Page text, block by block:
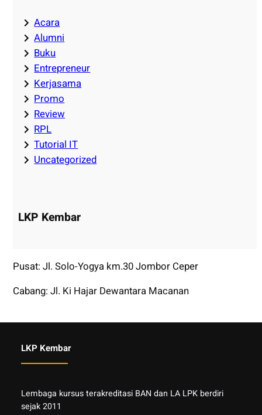
Acara
Alumni
Buku
Entrepreneur
Kerjasama
Promo
Review
RPL
Tutorial IT
Uncategorized
LKP Kembar
Pusat: Jl. Solo-Yogya km.30 Jombor Ceper
Cabang: Jl. Ki Hajar Dewantara Macanan
LKP Kembar
Lembaga kursus terakreditasi BAN dan LA LPK berdiri
sejak 2011